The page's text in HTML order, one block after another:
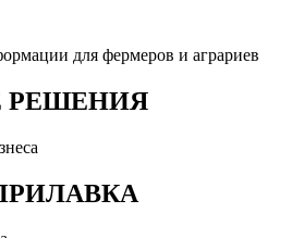
для фермеров и аграриев
РЕШЕНИЯ